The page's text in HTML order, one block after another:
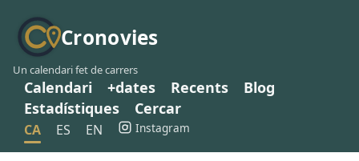
Cronovies
Un calendari fet de carrers
Calendari +dates Recents
Blog
Estadístiques
Cercar
CA ES EN Instagram